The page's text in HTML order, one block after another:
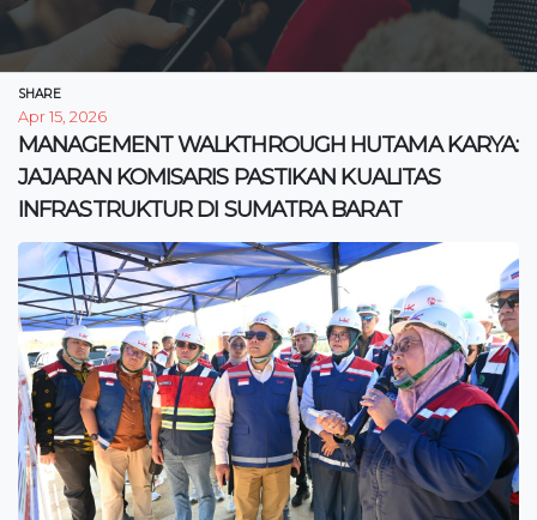
SHARE
Apr 15, 2026
MANAGEMENT WALKTHROUGH HUTAMA KARYA:
JAJARAN KOMISARIS PASTIKAN KUALITAS
INFRASTRUKTUR DI SUMATRA BARAT